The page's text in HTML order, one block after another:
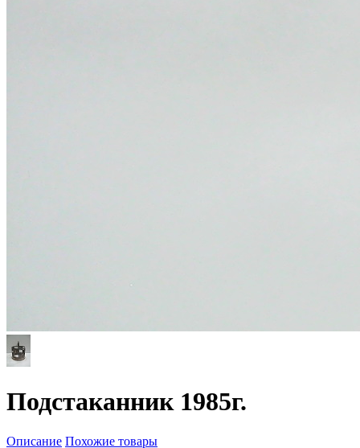
Подстаканник 1985г.
Описание Похожие товары